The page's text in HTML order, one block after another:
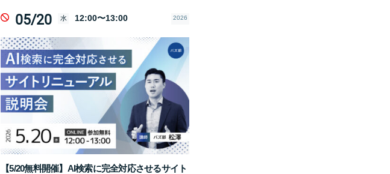
05/20 水 12:00〜13:00 2026
【5/20無料開催】AI検索に完全対応させるサイト